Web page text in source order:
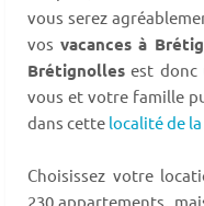
vous serez
vos vacances à
Brétignolles est donc
vous et votre famille
dans cette localité de
Choisissez votre
230 appartements,